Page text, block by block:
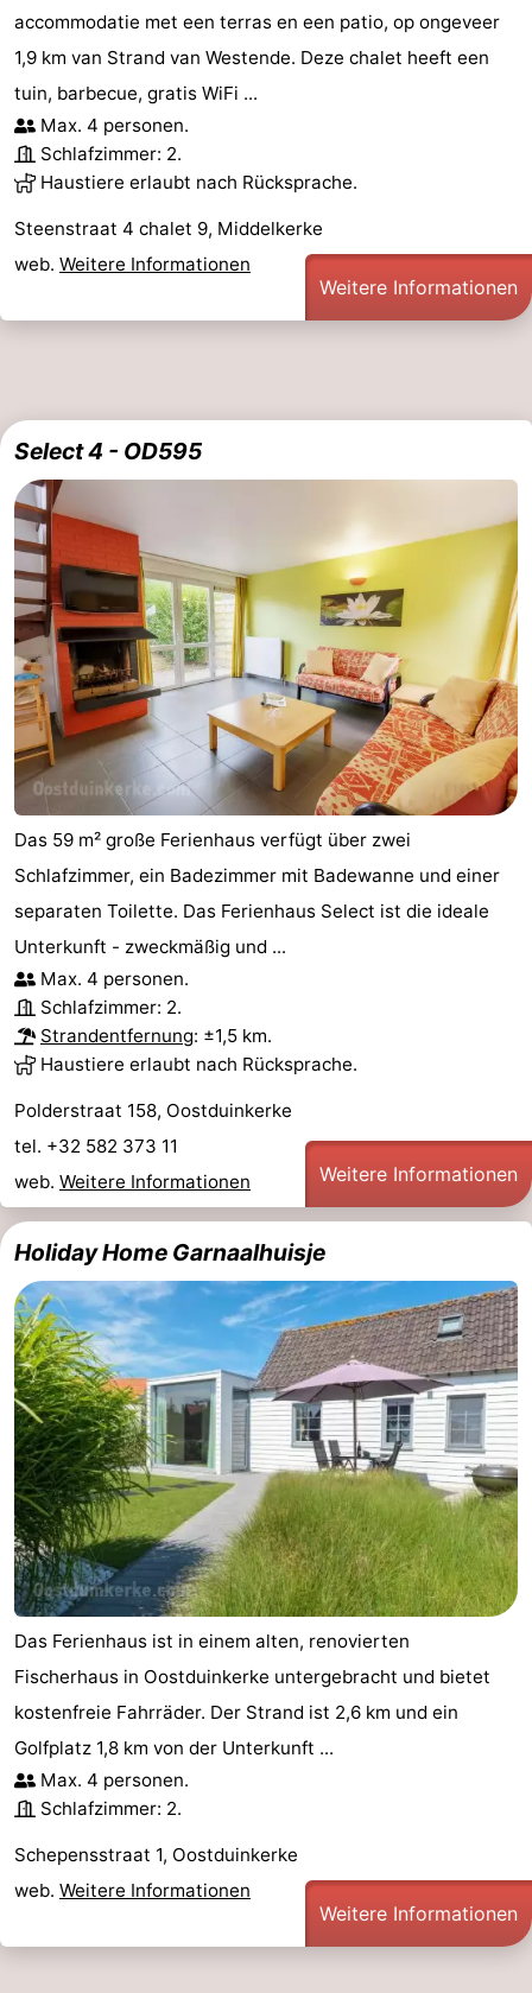
accommodatie met een terras en een patio, op ongeveer
1,9 km van Strand van Westende. Deze chalet heeft een
tuin, barbecue, gratis WiFi ...
Max. 4 personen.
Schlafzimmer: 2.
Haustiere erlaubt nach Rücksprache.
Steenstraat 4 chalet 9, Middelkerke
web. Weitere Informationen
Weitere Informationen
Select 4 - OD595
Das 59 m² große Ferienhaus verfügt über zwei
Schlafzimmer, ein Badezimmer mit Badewanne und einer
separaten Toilette. Das Ferienhaus Select ist die ideale
Unterkunft - zweckmäßig und ...
Max. 4 personen.
Schlafzimmer: 2.
Strandentfernung: ±1,5 km.
Haustiere erlaubt nach Rücksprache.
Polderstraat 158, Oostduinkerke
tel. +32 582 373 11
web. Weitere Informationen Weitere Informationen
Holiday Home Garnaalhuisje
Das Ferienhaus ist in einem alten, renovierten
Fischerhaus in Oostduinkerke untergebracht und bietet
kostenfreie Fahrräder. Der Strand ist 2,6 km und ein
Golfplatz 1,8 km von der Unterkunft ...
Max. 4 personen.
Schlafzimmer: 2.
Schepensstraat 1, Oostduinkerke
web. Weitere Informationen
Weitere Informationen